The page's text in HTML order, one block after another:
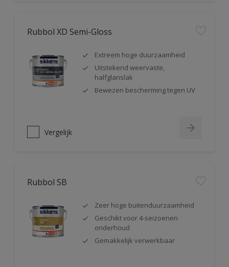
Rubbol XD Semi-Gloss
Extreem hoge duurzaamheid
Uitstekend weervaste,
halfglanslak
Bewezen bescherming tegen UV
Vergelijk
Rubbol SB
Zeer hoge buitenduurzaamheid
Geschikt voor 4-seizoenen
onderhoud
Gemakkelijk verwerkbaar